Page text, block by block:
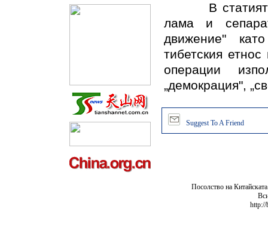
В статията
лама и
движение"
тибетския
операции
„демокрация",
Suggest To A Friend
Посолство на
http://